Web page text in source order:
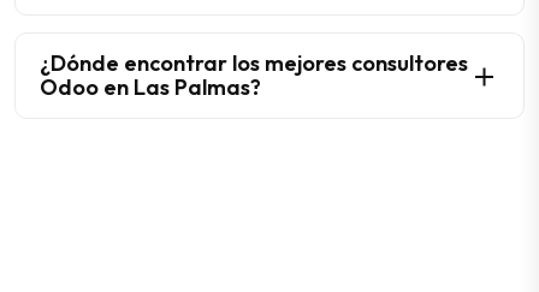
¿Dónde encontrar los mejores consultores
Odoo en Las Palmas?